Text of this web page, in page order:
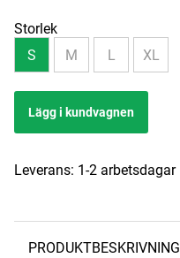
Storlek
S
M L XL
Lägg i kundvagnen
Leverans: 1-2 arbetsdagar
PRODUKTBESKRIVNING